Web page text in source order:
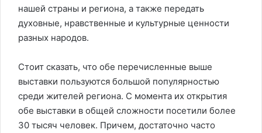
нашей страны и региона, а также передать
духовные, нравственные и культурные ценности
разных народов.
Стоит сказать, что обе перечисленные выше
выставки пользуются большой популярностью
среди жителей региона. С момента их открытия
обе выставки в общей сложности посетили более
30 тысяч человек. Причем, достаточно часто